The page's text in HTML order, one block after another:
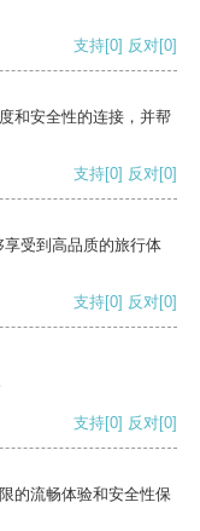
支持[0] 反对[0]
和安全性的连接，并帮
支持[0] 反对[0]
受到高品质的旅行体
支持[0] 反对[0]
支持[0] 反对[0]
的流畅体验和安全性保